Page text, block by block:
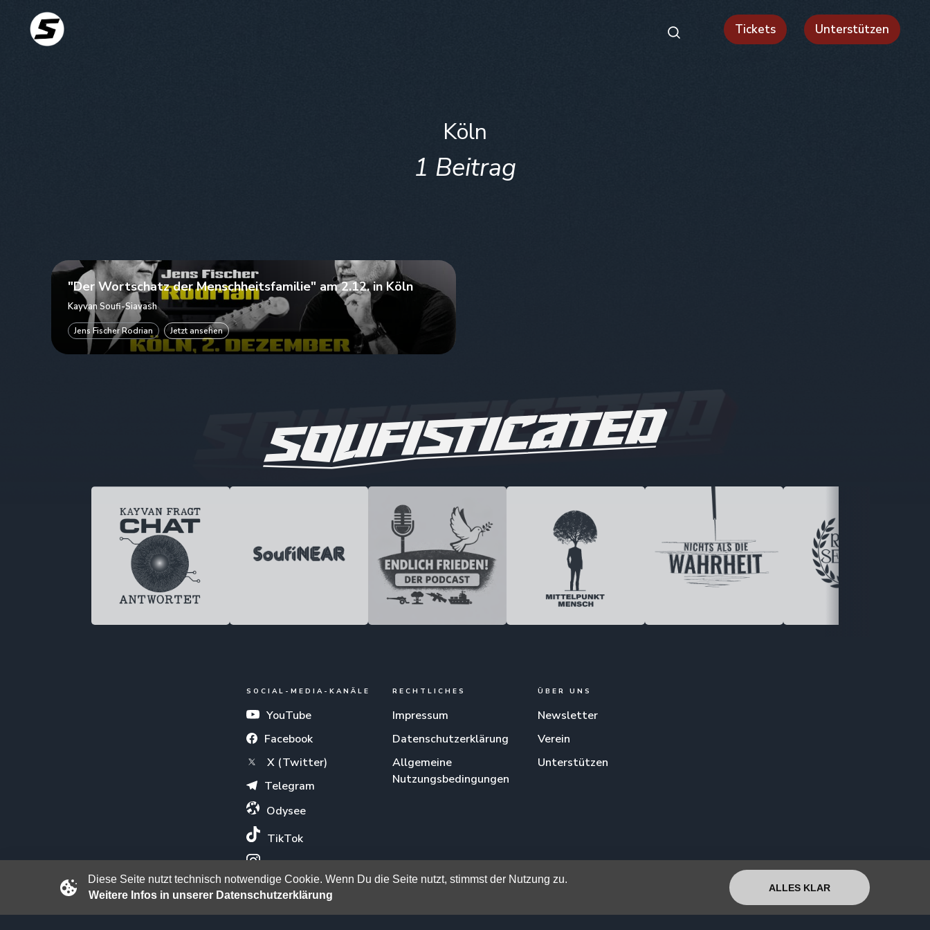
Tickets Unterstützen
Köln
1 Beitrag
"Der Wortschatz der Menschheitsfamilie" am 2.12. in Köln
Kayvan Soufi-Siavash
Jens Fischer Rodrian Jetzt ansehen
SOCIAL-MEDIA-KANÄLE
YouTube
Facebook
X (Twitter)
Telegram
Odysee
TikTok
Instagram
RECHTLICHES
Impressum
Datenschutzerklärung
Allgemeine
Nutzungsbedingungen
ÜBER UNS
Newsletter
Verein
Unterstützen
Diese Seite nutzt technisch notwendige Cookie. Wenn Du die Seite nutzt, stimmst der Nutzung zu.
Weitere Infos in unserer Datenschutzerklärung
ALLES KLAR